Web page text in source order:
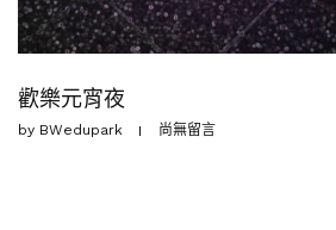
歡樂元宵夜
by BWedupark 尚無留言